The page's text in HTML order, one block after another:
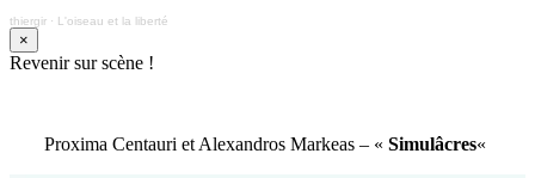
thiergir · L'oiseau et la liberté
×
Revenir sur scène !
Proxima Centauri et Alexandros Markeas – « Simulâcres«